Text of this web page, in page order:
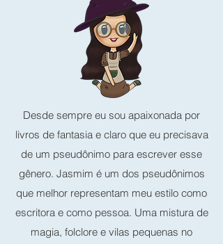
Desde sempre eu sou apaixonada por
livros de fantasia e claro que eu precisava
de um pseudônimo para escrever esse
gênero. Jasmim é um dos pseudônimos
que melhor representam meu estilo como
escritora e como pessoa. Uma mistura de
magia, folclore e vilas pequenas no